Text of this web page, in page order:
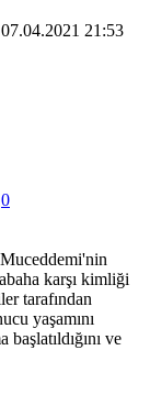
07.04.2021 21:53
0
Muceddemi'nin
karşı kimliği
tarafından
yaşamını
ve